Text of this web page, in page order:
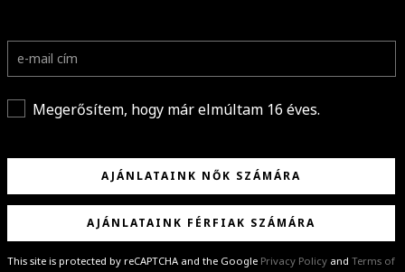
Megerősítem, hogy már elmúltam 16 éves.
AJÁNLATAINK NŐK SZÁMÁRA
AJÁNLATAINK FÉRFIAK SZÁMÁRA
This site is protected by reCAPTCHA and the Google Privacy Policy and Terms of